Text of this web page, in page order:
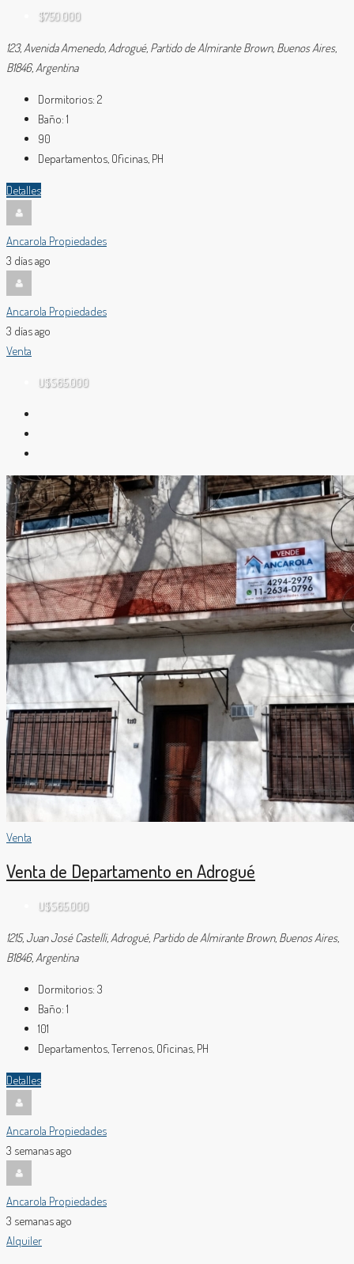
$750.000
123, Avenida Amenedo, Adrogué, Partido de Almirante Brown, Buenos Aires,
B1846, Argentina
Dormitorios: 2
Baño: 1
90
Departamentos, Oficinas, PH
Detalles
Ancarola Propiedades
3 días ago
Ancarola Propiedades
3 días ago
Venta
U$S65.000
Venta
Venta de Departamento en Adrogué
U$S65.000
1215, Juan José Castelli, Adrogué, Partido de Almirante Brown, Buenos Aires,
B1846, Argentina
Dormitorios: 3
Baño: 1
101
Departamentos, Terrenos, Oficinas, PH
Detalles
Ancarola Propiedades
3 semanas ago
Ancarola Propiedades
3 semanas ago
Alquiler